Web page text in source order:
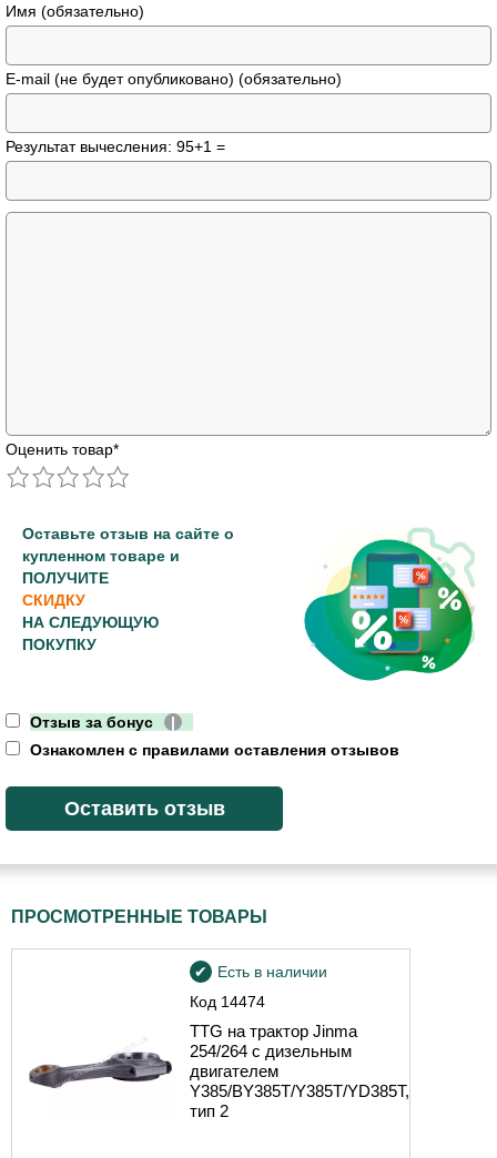
Имя (обязательно)
E-mail (не будет опубликовано) (обязательно)
Результат вычесления: 95+1 =
Оценить товар*
Оставьте отзыв на сайте о
купленном товаре и
ПОЛУЧИТЕ
СКИДКУ
НА СЛЕДУЮЩУЮ
ПОКУПКУ
Отзыв за бонус
|
Ознакомлен с правилами оставления отзывов
ПРОСМОТРЕННЫЕ ТОВАРЫ
Код 14474
Есть в наличии
TTG на трактор Jinma
254/264 с дизельным
двигателем
Y385/BY385T/Y385T/YD385T,
тип 2